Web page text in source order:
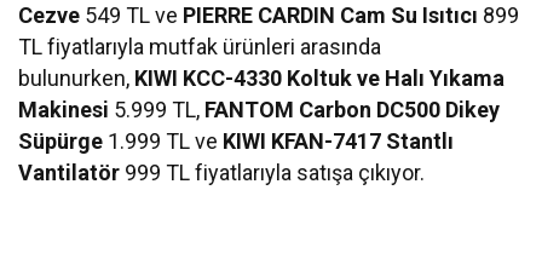
Cezve 549 TL ve PIERRE CARDIN Cam Su Isıtıcı 899
TL fiyatlarıyla mutfak ürünleri arasında
bulunurken, KIWI KCC-4330 Koltuk ve Halı Yıkama
Makinesi 5.999 TL, FANTOM Carbon DC500 Dikey
Süpürge 1.999 TL ve KIWI KFAN-7417 Stantlı
Vantilatör 999 TL fiyatlarıyla satışa çıkıyor.